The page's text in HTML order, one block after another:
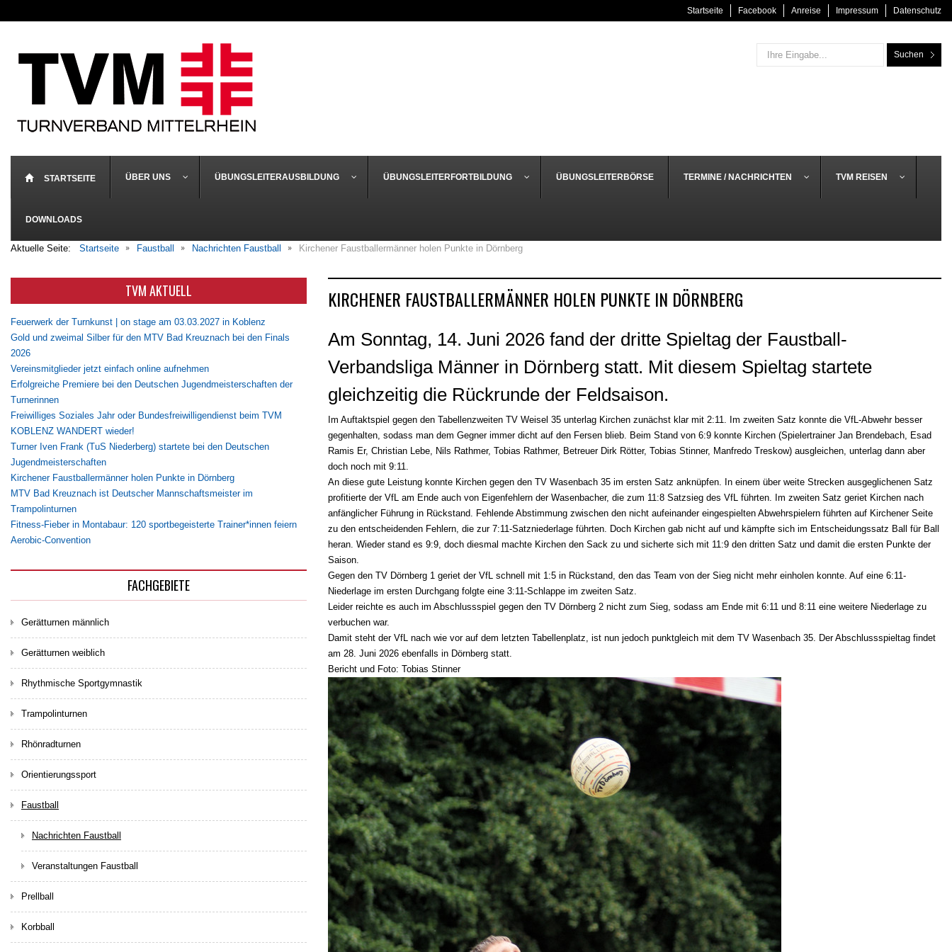
Startseite Facebook Anreise Impressum Datenschutz
Suchen
STARTSEITE ÜBER UNS ÜBUNGSLEITERAUSBILDUNG ÜBUNGSLEITERFORTBILDUNG ÜBUNGSLEITERBÖRSE TERMINE / NACHRICHTEN TVM REISEN
DOWNLOADS
Aktuelle Seite: Startseite Faustball Nachrichten Faustball Kirchener Faustballermänner holen Punkte in Dörnberg
KIRCHENER FAUSTBALLERMÄNNER HOLEN PUNKTE IN DÖRNBERG
Am Sonntag, 14. Juni 2026 fand der dritte Spieltag der Faustball-
Verbandsliga Männer in Dörnberg statt. Mit diesem Spieltag startete
gleichzeitig die Rückrunde der Feldsaison.
Im Auftaktspiel gegen den Tabellenzweiten TV Weisel 35 unterlag Kirchen zunächst klar mit 2:11. Im zweiten Satz konnte die VfL-Abwehr besser
gegenhalten, sodass man dem Gegner immer dicht auf den Fersen blieb. Beim Stand von 6:9 konnte Kirchen (Spielertrainer Jan Brendebach, Esad
Ramis Er, Christian Lebe, Nils Rathmer, Tobias Rathmer, Betreuer Dirk Rötter, Tobias Stinner, Manfredo Treskow) ausgleichen, unterlag dann aber
doch noch mit 9:11.
An diese gute Leistung konnte Kirchen gegen den TV Wasenbach 35 im ersten Satz anknüpfen. In einem über weite Strecken ausgeglichenen Satz
profitierte der VfL am Ende auch von Eigenfehlern der Wasenbacher, die zum 11:8 Satzsieg des VfL führten. Im zweiten Satz geriet Kirchen nach
anfänglicher Führung in Rückstand. Fehlende Abstimmung zwischen den nicht aufeinander eingespielten Abwehrspielern führten auf Kirchener Seite
zu den entscheidenden Fehlern, die zur 7:11-Satzniederlage führten. Doch Kirchen gab nicht auf und kämpfte sich im Entscheidungssatz Ball für Ball
heran. Wieder stand es 9:9, doch diesmal machte Kirchen den Sack zu und sicherte sich mit 11:9 den dritten Satz und damit die ersten Punkte der
Saison.
Gegen den TV Dörnberg 1 geriet der VfL schnell mit 1:5 in Rückstand, den das Team von der Sieg nicht mehr einholen konnte. Auf eine 6:11-
Niederlage im ersten Durchgang folgte eine 3:11-Schlappe im zweiten Satz.
Leider reichte es auch im Abschlussspiel gegen den TV Dörnberg 2 nicht zum Sieg, sodass am Ende mit 6:11 und 8:11 eine weitere Niederlage zu
verbuchen war.
Damit steht der VfL nach wie vor auf dem letzten Tabellenplatz, ist nun jedoch punktgleich mit dem TV Wasenbach 35. Der Abschlussspieltag findet
am 28. Juni 2026 ebenfalls in Dörnberg statt.
Bericht und Foto: Tobias Stinner
TVM AKTUELL
Feuerwerk der Turnkunst | on stage am 03.03.2027 in Koblenz
Gold und zweimal Silber für den MTV Bad Kreuznach bei den Finals
2026
Vereinsmitglieder jetzt einfach online aufnehmen
Erfolgreiche Premiere bei den Deutschen Jugendmeisterschaften der
Turnerinnen
Freiwilliges Soziales Jahr oder Bundesfreiwilligendienst beim TVM
KOBLENZ WANDERT wieder!
Turner Iven Frank (TuS Niederberg) startete bei den Deutschen
Jugendmeisterschaften
Kirchener Faustballermänner holen Punkte in Dörnberg
MTV Bad Kreuznach ist Deutscher Mannschaftsmeister im
Trampolinturnen
Fitness-Fieber in Montabaur: 120 sportbegeisterte Trainer*innen feiern
Aerobic-Convention
FACHGEBIETE
Gerätturnen männlich
Gerätturnen weiblich
Rhythmische Sportgymnastik
Trampolinturnen
Rhönradturnen
Orientierungssport
Faustball
Nachrichten Faustball
Veranstaltungen Faustball
Prellball
Korbball